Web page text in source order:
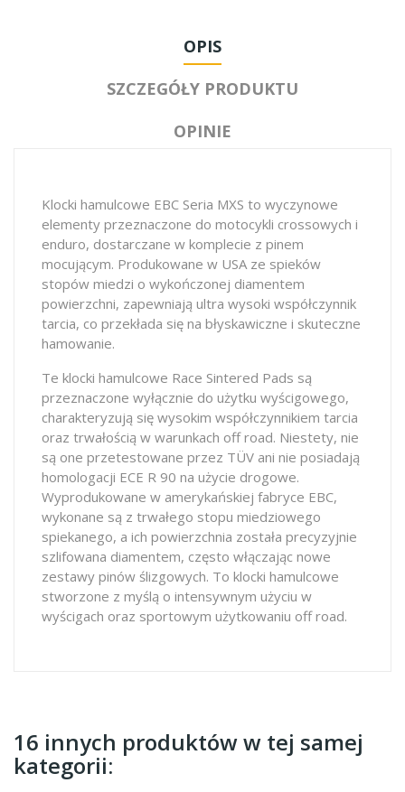
OPIS
SZCZEGÓŁY PRODUKTU
OPINIE
Klocki hamulcowe EBC Seria MXS to wyczynowe
elementy przeznaczone do motocykli crossowych i
enduro, dostarczane w komplecie z pinem
mocującym. Produkowane w USA ze spieków
stopów miedzi o wykończonej diamentem
powierzchni, zapewniają ultra wysoki współczynnik
tarcia, co przekłada się na błyskawiczne i skuteczne
hamowanie.
Te klocki hamulcowe Race Sintered Pads są
przeznaczone wyłącznie do użytku wyścigowego,
charakteryzują się wysokim współczynnikiem tarcia
oraz trwałością w warunkach off road. Niestety, nie
są one przetestowane przez TÜV ani nie posiadają
homologacji ECE R 90 na użycie drogowe.
Wyprodukowane w amerykańskiej fabryce EBC,
wykonane są z trwałego stopu miedziowego
spiekanego, a ich powierzchnia została precyzyjnie
szlifowana diamentem, często włączając nowe
zestawy pinów ślizgowych. To klocki hamulcowe
stworzone z myślą o intensywnym użyciu w
wyścigach oraz sportowym użytkowaniu off road.
16 innych produktów w tej samej
kategorii: